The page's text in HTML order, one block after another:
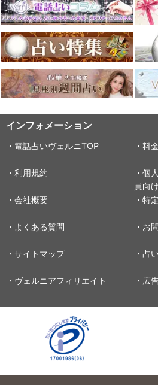
インフォメーション
・電話占いヴェルニTOP ・料
・利用規約
・個
員向け
・会社概要
・特
・よくある質問 ・お
・サイトマップ ・占
・ヴェルニアフィリエイト ・広